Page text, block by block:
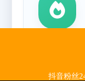
抖音粉丝